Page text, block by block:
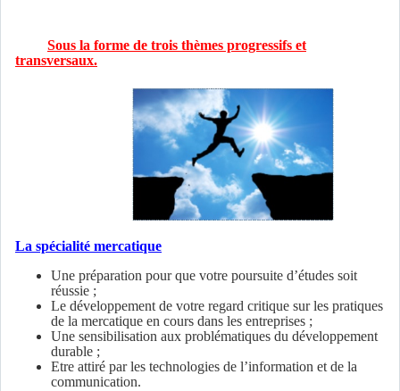
Sous la forme de trois thèmes progressifs et
transversaux.
La spécialité mercatique
Une préparation pour que votre poursuite d’études soit
réussie ;
Le développement de votre regard critique sur les pratiques
de la mercatique en cours dans les entreprises ;
Une sensibilisation aux problématiques du développement
durable ;
Etre attiré par les technologies de l’information et de la
communication.